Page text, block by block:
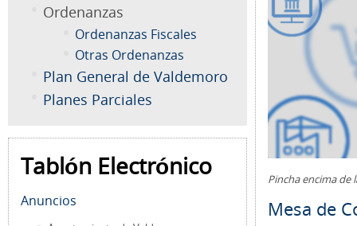
Ordenanzas
Ordenanzas Fiscales
Otras Ordenanzas
Plan General de Valdemoro
Planes Parciales
Tablón Electrónico
Anuncios
Pincha encima de
Mesa de